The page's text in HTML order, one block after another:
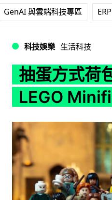
GenAI 與雲端科技專區
科技娛樂 生活科技
抽蛋方式荷
LEGO